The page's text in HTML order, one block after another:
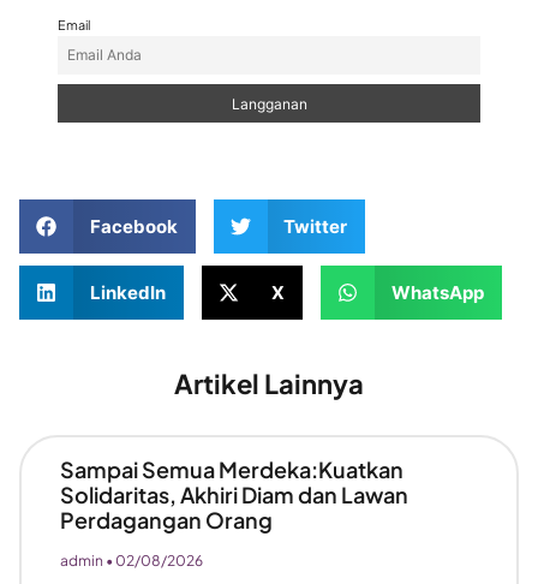
Email
Facebook Twitter
LinkedIn X WhatsApp
Artikel Lainnya
Sampai Semua Merdeka:Kuatkan
Solidaritas, Akhiri Diam dan Lawan
Perdagangan Orang
admin
02/08/2026